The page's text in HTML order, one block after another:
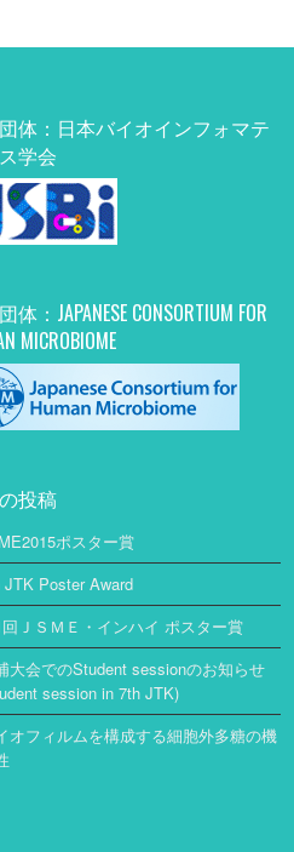
体：日本バイオインフォマテ
学会
体：JAPANESE CONSORTIUM FOR
MICROBIOME
投稿
ポスター賞
JTK Poster Award
ＪＳＭＥ・インハイ ポスター賞
大会でのStudent sessionのお知らせ
session in 7th JTK)
オフィルムを構成する細胞外多糖の機